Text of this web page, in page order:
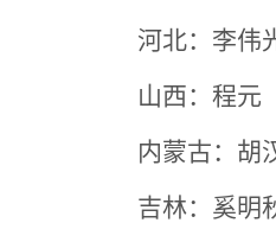
河北：李伟
山西：程元
内蒙古：胡
吉林：奚明